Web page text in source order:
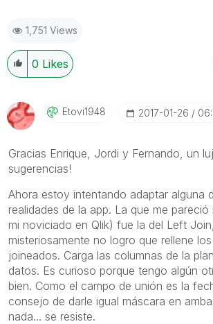
1,751 Views
0 Likes
Etovi1948 ‎2017-01-26
Gracias Enrique, Jordi y Fernando, un
sugerencias!
Ahora estoy intentando adaptar alguna
realidades de la app. La que me pareció
mi noviciado en Qlik) fue la del Left
misteriosamente no logro que rellene
joineados. Carga las columnas de la
datos. Es curioso porque tengo algún
bien. Como el campo de unión es la
consejo de darle igual máscara en
nada... se resiste.